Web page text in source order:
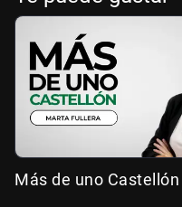
Más de uno Castellón